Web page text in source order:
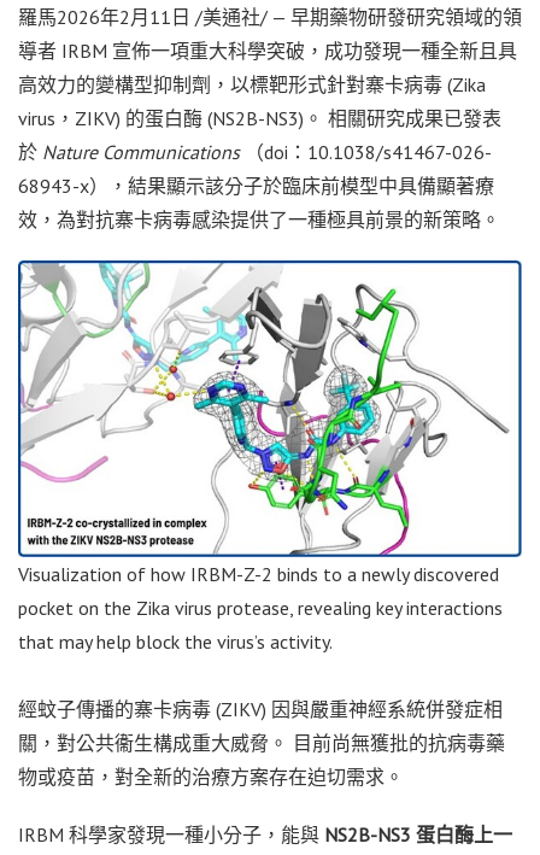
羅馬2026年2月11日 /美通社/ — 早期藥物研發研究領域的領
導者 IRBM 宣佈一項重大科學突破，成功發現一種全新且具
高效力的變構型抑制劑，以標靶形式針對寨卡病毒 (Zika
virus，ZIKV) 的蛋白酶 (NS2B-NS3)。 相關研究成果已發表
於 Nature Communications（doi：10.1038/s41467-026-
68943-x），結果顯示該分子於臨床前模型中具備顯著療
效，為對抗寨卡病毒感染提供了一種極具前景的新策略。
Visualization of how IRBM-Z-2 binds to a newly discovered
pocket on the Zika virus protease, revealing key interactions
that may help block the virus’s activity.
經蚊子傳播的寨卡病毒 (ZIKV) 因與嚴重神經系統併發症相
關，對公共衞生構成重大威脅。 目前尚無獲批的抗病毒藥
物或疫苗，對全新的治療方案存在迫切需求。
IRBM 科學家發現一種小分子，能與 NS2B-NS3 蛋白酶上一